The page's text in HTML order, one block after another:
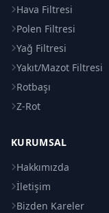
Hava Filtresi
Polen Filtresi
Yağ Filtresi
Yakıt/Mazot Filtresi
Rotbaşı
Z-Rot
KURUMSAL
Hakkımızda
İletişim
Bizden Kareler